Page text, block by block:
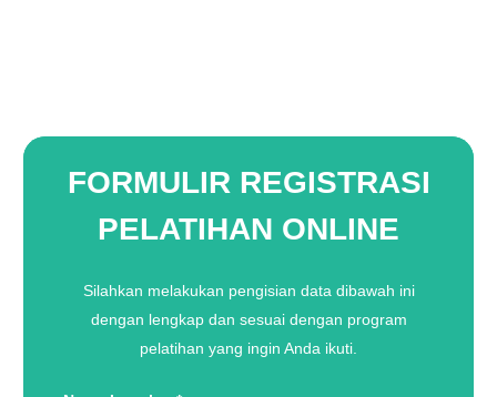
FORMULIR REGISTRASI
PELATIHAN ONLINE
Silahkan melakukan pengisian data dibawah ini
dengan lengkap dan sesuai dengan program
pelatihan yang ingin Anda ikuti.